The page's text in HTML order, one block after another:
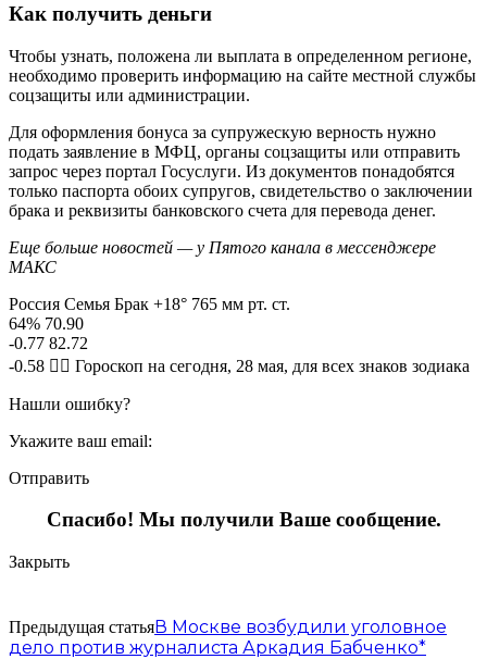
Как получить деньги
Чтобы узнать, положена ли выплата в определенном регионе,
необходимо проверить информацию на сайте местной службы
соцзащиты или администрации.
Для оформления бонуса за супружескую верность нужно
подать заявление в МФЦ, органы соцзащиты или отправить
запрос через портал Госуслуги. Из документов понадобятся
только паспорта обоих супругов, свидетельство о заключении
брака и реквизиты банковского счета для перевода денег.
Еще больше новостей — у Пятого канала в мессенджере
МАКС
Россия Семья Брак +18° 765 мм рт. ст.
64% 70.90
-0.77 82.72
-0.58 🧙‍♀ Гороскоп на сегодня, 28 мая, для всех знаков зодиака
Нашли ошибку?
Укажите ваш email:
Отправить
Спасибо! Мы получили Ваше сообщение.
Закрыть
Предыдущая статьяВ Москве возбудили уголовное
дело против журналиста Аркадия Бабченко*